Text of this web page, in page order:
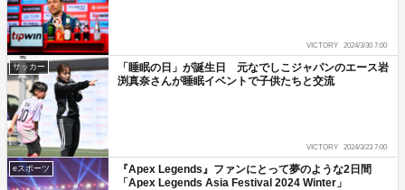
VICTORY 2024/3/30 7:00
サッカー
「睡眠の日」が誕生日 元なでしこジャパンのエース岩
渕真奈さんが睡眠イベントで子供たちと交流
VICTORY 2024/3/23 7:00
eスポーツ
『Apex Legends』ファンにとって夢のような2日間
「Apex Legends Asia Festival 2024 Winter」